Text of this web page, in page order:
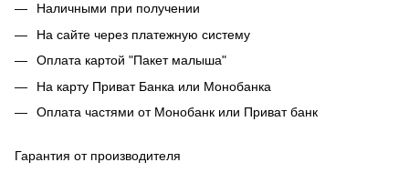
Наличными при получении
На сайте через платежную систему
Оплата картой "Пакет малыша"
На карту Приват Банка или Монобанка
Оплата частями от Монобанк или Приват банк
Гарантия от производителя